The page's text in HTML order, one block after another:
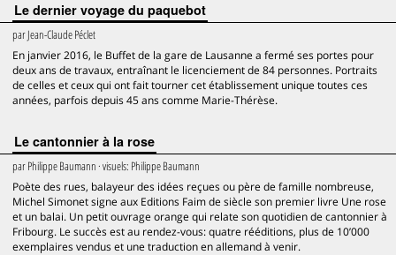
Le dernier voyage du paquebot
parJean-Claude Péclet
En janvier 2016, le Buffet de la gare de Lausanne a fermé ses portes pour
deux ans de travaux, entraînant le licenciement de 84 personnes. Portraits
de celles et ceux qui ont fait tourner cet établissement unique toutes ces
années, parfois depuis 45 ans comme Marie-Thérèse.
Le cantonnier à la rose
parPhilippe Baumann · visuels: Philippe Baumann
Poète des rues, balayeur des idées reçues ou père de famille nombreuse,
Michel Simonet signe aux Editions Faim de siècle son premier livre Une rose
et un balai. Un petit ouvrage orange qui relate son quotidien de cantonnier à
Fribourg. Le succès est au rendez-vous: quatre rééditions, plus de 10’000
exemplaires vendus et une traduction en allemand à venir.